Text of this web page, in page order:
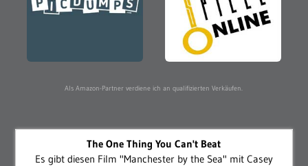
Als Amazon-Partner verdiene ich an qualifizierten Verkäufen.
The One Thing You Can't Beat
Es gibt diesen Film "Manchester by the Sea" mit Casey